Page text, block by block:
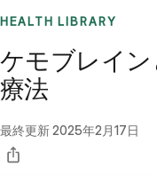
HEALTH LIBRARY
ケモブレイ
療法
最終更新2025年2月17日